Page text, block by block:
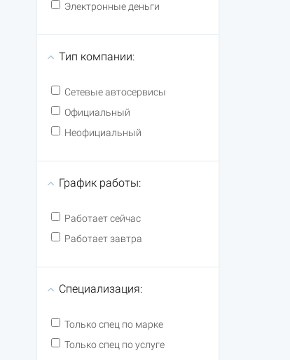
Электронные деньги
Тип компании:
Сетевые автосервисы
Официальный
Неофициальный
График работы:
Работает сейчас
Работает завтра
Специализация:
Только спец по марке
Только спец по услуге